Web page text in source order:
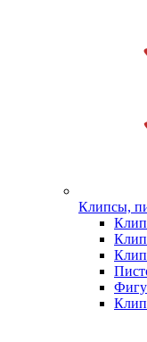
Клипсы,